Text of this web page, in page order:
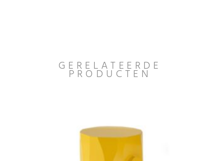
GERELATEERDE
PRODUCTEN